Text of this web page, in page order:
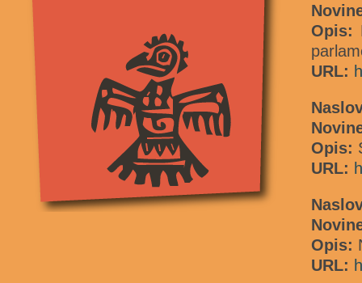
Opis:
URL:
Opis:
URL:
Opis:
URL: